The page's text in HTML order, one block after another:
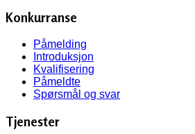
Konkurranse
Påmelding
Introduksjon
Kvalifisering
Påmeldte
Spørsmål og svar
Tjenester